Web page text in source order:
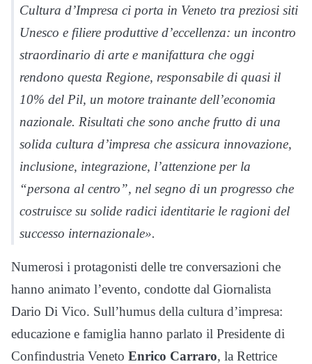
Cultura d’Impresa ci porta in Veneto tra preziosi siti
Unesco e filiere produttive d’eccellenza: un incontro
straordinario di arte e manifattura che oggi
rendono questa Regione, responsabile di quasi il
10% del Pil, un motore trainante dell’economia
nazionale. Risultati che sono anche frutto di una
solida cultura d’impresa che assicura innovazione,
inclusione, integrazione, l’attenzione per la
“persona al centro”, nel segno di un progresso che
costruisce su solide radici identitarie le ragioni del
successo internazionale».
Numerosi i protagonisti delle tre conversazioni che
hanno animato l’evento, condotte dal Giornalista
Dario Di Vico. Sull’humus della cultura d’impresa:
educazione e famiglia hanno parlato il Presidente di
Confindustria Veneto Enrico Carraro, la Rettrice